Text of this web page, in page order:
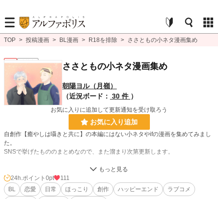
TOP > 投稿漫画 > BL漫画 > R18を排除 > ささともの小ネタ漫画集め
BL 連載中 ささともの小ネタ漫画集め
朝陽ヨル（月嶺）
（近況ボード： 30 件 ）
お気に入りに追加して更新通知を受け取ろう
お気に入り追加
自創作【癒やしは囁きと共に】の本編にはない小ネタやifの漫画を集めてみまし
た。
SNSで挙げたもののまとめなので、また溜まり次第更新します。
BL 1,080 位 / 1,080 件
24h.ポイント 0pt
111
BL
恋愛 日常 ほっこり 創作 ハッピーエンド
ラブコメ